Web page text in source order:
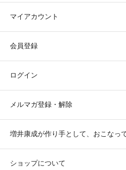
マイアカウント
会員登録
ログイン
メルマガ登録・解除
増井康成が作り手として、おこなっ
ショップについて